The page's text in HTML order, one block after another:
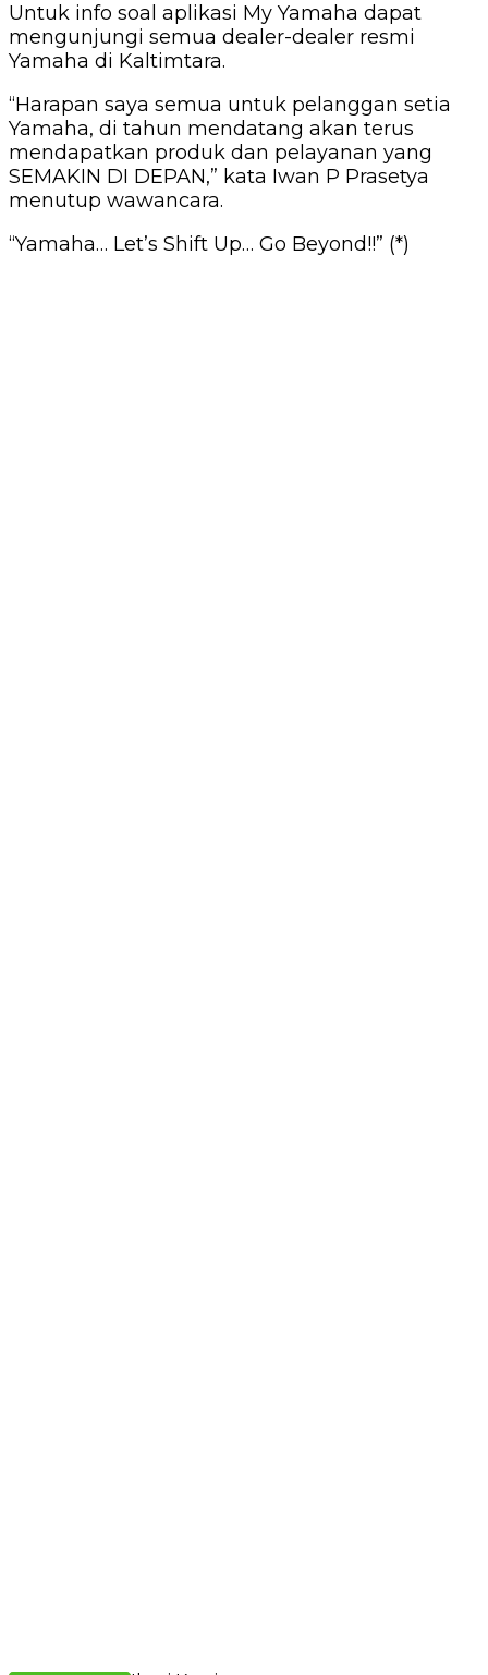
Untuk info soal aplikasi My Yamaha dapat
mengunjungi semua dealer-dealer resmi
Yamaha di Kaltimtara.
“Harapan saya semua untuk pelanggan setia
Yamaha, di tahun mendatang akan terus
mendapatkan produk dan pelayanan yang
SEMAKIN DI DEPAN,” kata Iwan P Prasetya
menutup wawancara.
“Yamaha… Let’s Shift Up… Go Beyond!!” (*)